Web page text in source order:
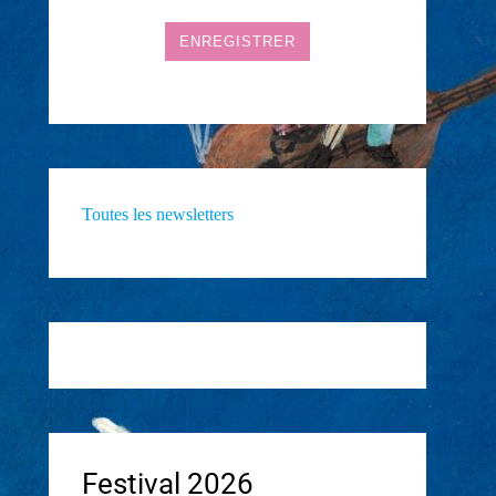
Toutes les newsletters
Festival 2026